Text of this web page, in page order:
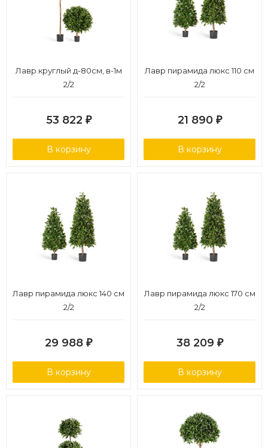
Лавр круглый д-80см, в-1м
2/2
53 822 ₽
В корзину
Лавр пирамида люкс 110 см
2/2
21 890 ₽
В корзину
Лавр пирамида люкс 140 см
2/2
29 988 ₽
В корзину
Лавр пирамида люкс 170 см
2/2
38 209 ₽
В корзину